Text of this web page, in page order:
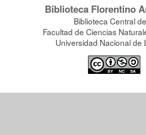
Biblioteca Florentino
Biblioteca Central
Facultad de Ciencias
Universidad Nacional de